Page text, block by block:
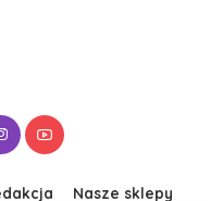
Nasze sklepy